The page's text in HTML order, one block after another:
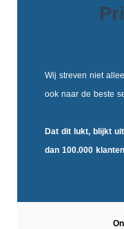
Wij streven niet
ook naar de beste
Dat dit lukt, blijkt
dan 100.000